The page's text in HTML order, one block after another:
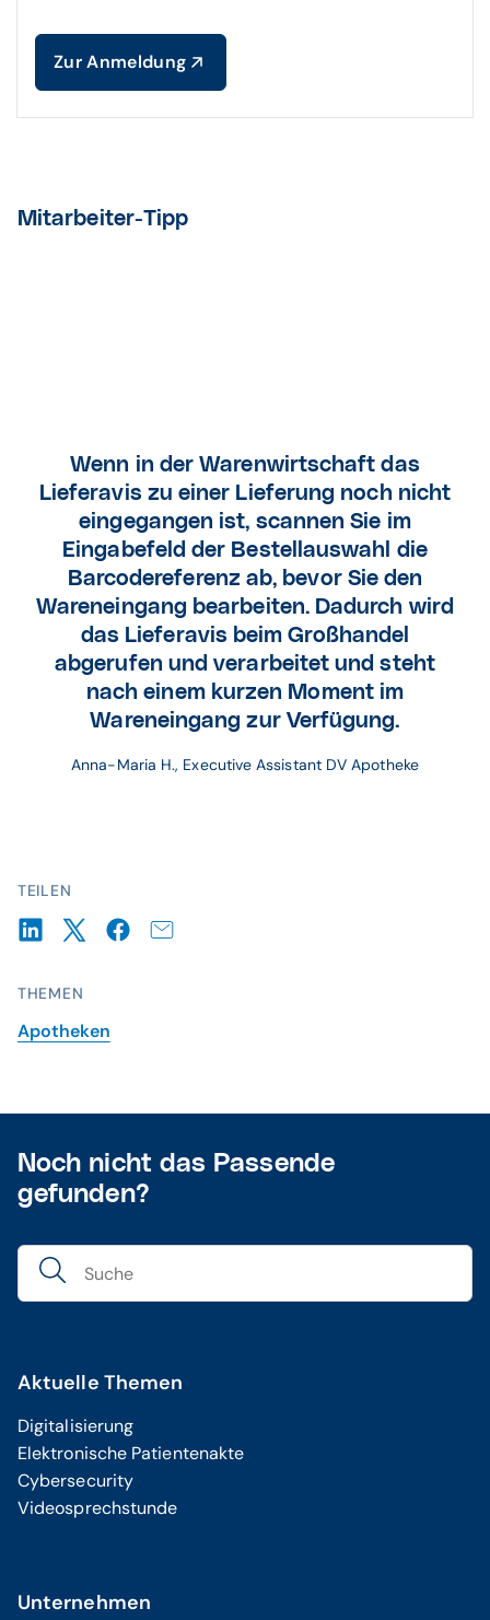
TEILEN
THEMEN
Apotheken
Zur Anmeldung
Mitarbeiter-Tipp
Wenn in der Warenwirtschaft das
Lieferavis zu einer Lieferung noch nicht
eingegangen ist, scannen Sie im
Eingabefeld der Bestellauswahl die
Barcodereferenz ab, bevor Sie den
Wareneingang bearbeiten. Dadurch wird
das Lieferavis beim Großhandel
abgerufen und verarbeitet und steht
nach einem kurzen Moment im
Wareneingang zur Verfügung.
Anna-Maria H., Executive Assistant DV Apotheke
Noch nicht das Passende
gefunden?
Aktuelle Themen
Digitalisierung
Elektronische Patientenakte
Cybersecurity
Videosprechstunde
Unternehmen